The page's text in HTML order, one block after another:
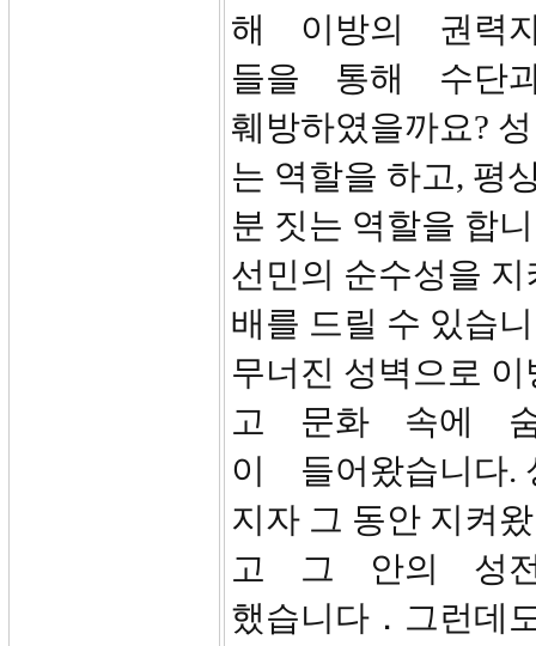
해 이방의 권력
들을 통해 수단과
훼방하였을까요?
는 역할을 하고, 평
분 짓는 역할을 합
선민의 순수성을
배를 드릴 수 있습
무너진 성벽으로
고 문화 속에
이 들어왔습니다.
지자 그 동안 지켜
고 그 안의 성
했습니다．그런데